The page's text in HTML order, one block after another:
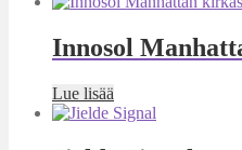
Innosol
Lue lisää